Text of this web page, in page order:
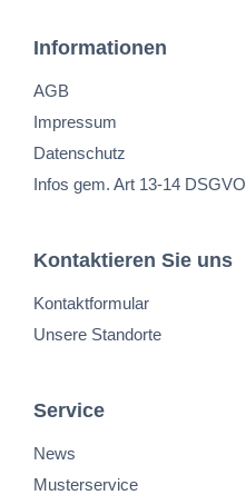
Informationen
AGB
Impressum
Datenschutz
Infos gem. Art 13-14 DSGVO
Kontaktieren Sie uns
Kontaktformular
Unsere Standorte
Service
News
Musterservice